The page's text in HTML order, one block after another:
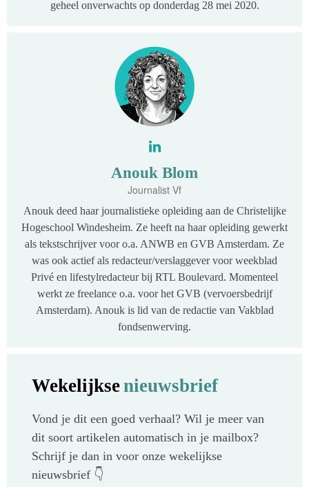
geheel onverwachts op donderdag 28 mei 2020.
Anouk Blom
Journalist Vf
Anouk deed haar journalistieke opleiding aan de Christelijke
Hogeschool Windesheim. Ze heeft na haar opleiding gewerkt
als tekstschrijver voor o.a. ANWB en GVB Amsterdam. Ze
was ook actief als redacteur/verslaggever voor weekblad
Privé en lifestylredacteur bij RTL Boulevard. Momenteel
werkt ze freelance o.a. voor het GVB (vervoersbedrijf
Amsterdam). Anouk is lid van de redactie van Vakblad
fondsenwerving.
Wekelijksenieuwsbrief
Vond je dit een goed verhaal? Wil je meer van
dit soort artikelen automatisch in je mailbox?
Schrijf je dan in voor onze wekelijkse
nieuwsbrief 👇